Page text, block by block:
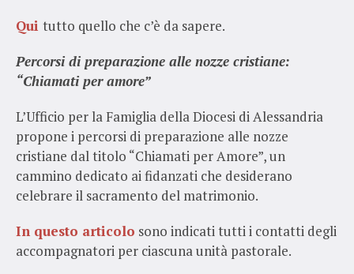
Qui tutto quello che c’è da sapere.
Percorsi di preparazione alle nozze cristiane:
“Chiamati per amore”
L’Ufficio per la Famiglia della Diocesi di Alessandria
propone i percorsi di preparazione alle nozze
cristiane dal titolo “Chiamati per Amore”, un
cammino dedicato ai fidanzati che desiderano
celebrare il sacramento del matrimonio.
In questo articolo sono indicati tutti i contatti degli
accompagnatori per ciascuna unità pastorale.